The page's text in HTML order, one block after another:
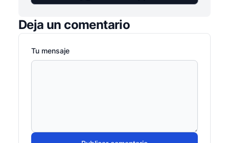
Deja un comentario
Tu mensaje